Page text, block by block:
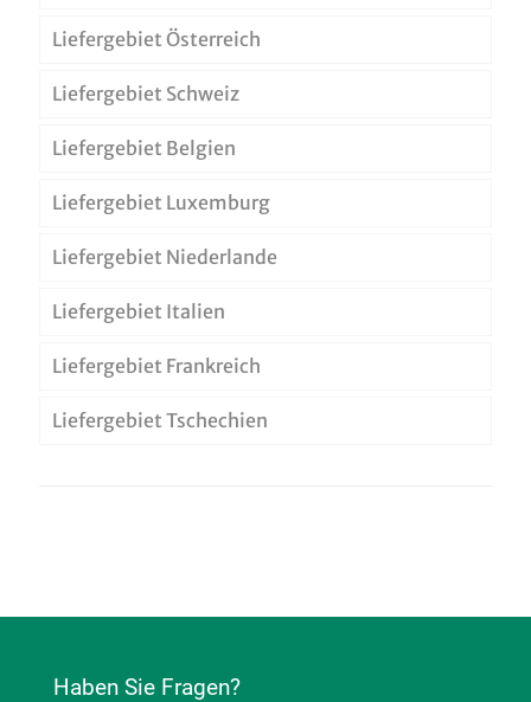
Liefergebiet Österreich
Liefergebiet Schweiz
Liefergebiet Belgien
Liefergebiet Luxemburg
Liefergebiet Niederlande
Liefergebiet Italien
Liefergebiet Frankreich
Liefergebiet Tschechien
Haben Sie Fragen?